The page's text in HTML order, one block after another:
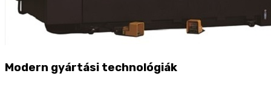
Modern gyártási technológiák